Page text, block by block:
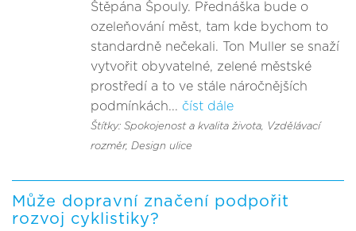
Štěpána Špouly. Přednáška bude o
ozeleňování měst, tam kde bychom to
standardně nečekali. Ton Muller se snaží
vytvořit obyvatelné, zelené městské
prostředí a to ve stále náročnějších
podmínkách... číst dále
Štítky: Spokojenost a kvalita života, Vzdělávací
rozměr, Design ulice
Může dopravní značení podpořit
rozvoj cyklistiky?